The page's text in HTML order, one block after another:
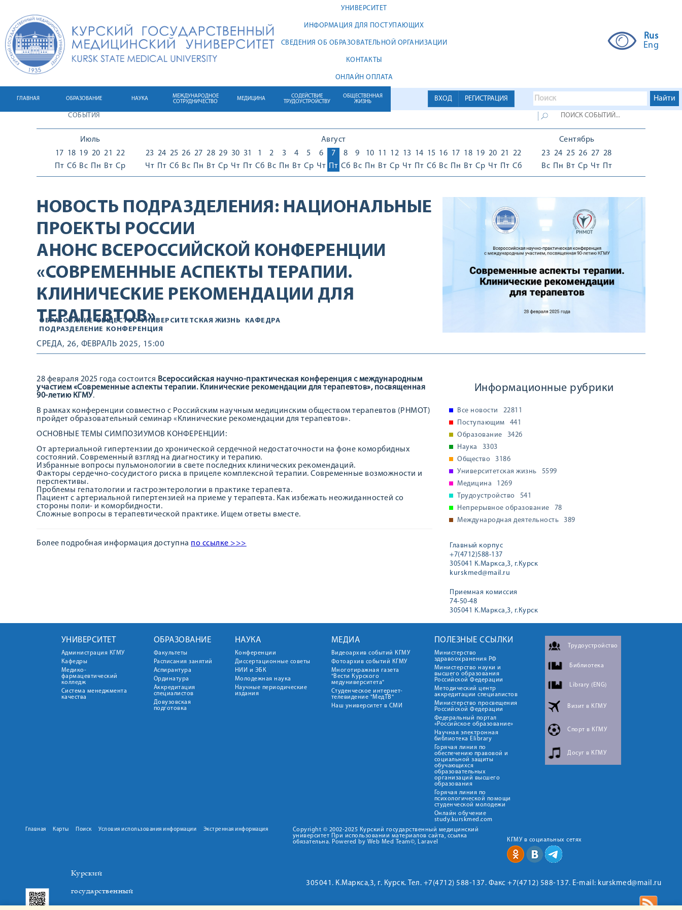
УНИВЕРСИТЕТ
ИНФОРМАЦИЯ ДЛЯ ПОСТУПАЮЩИХ
СВЕДЕНИЯ ОБ ОБРАЗОВАТЕЛЬНОЙ ОРГАНИЗАЦИИ
КОНТАКТЫ
ОНЛАЙН ОПЛАТА
Rus
Eng
ВХОД РЕГИСТРАЦИЯ
ГЛАВНАЯ ОБРАЗОВАНИЕ НАУКА
МЕЖДУНАРОДНОЕ
СОТРУДНИЧЕСТВО
МЕДИЦИНА
СОДЕЙСТВИЕ
ТРУДОУСТРОЙСТВУ
ОБЩЕСТВЕННАЯ
ЖИЗНЬ
СОБЫТИЯ
Июль
17
Пт
18
Сб
19
Вс
20
Пн
21
Вт
22
Ср
Август
23
Чт
24
Пт
25
Сб
26
Вс
27
Пн
28
Вт
29
Ср
30
Чт
31
Пт
1
Сб
2
Вс
3
Пн
4
Вт
5
Ср
6
Чт
7
Пт
8
Сб
9
Вс
10
Пн
11
Вт
12
Ср
13
Чт
14
Пт
15
Сб
16
Вс
17
Пн
18
Вт
19
Ср
20
Чт
21
Пт
22
Сб
Сентябрь
23
Вс
24
Пн
25
Вт
26
Ср
27
Чт
28
Пт
НОВОСТЬ ПОДРАЗДЕЛЕНИЯ: НАЦИОНАЛЬНЫЕ
ПРОЕКТЫ РОССИИ
АНОНС ВСЕРОССИЙСКОЙ КОНФЕРЕНЦИИ
«СОВРЕМЕННЫЕ АСПЕКТЫ ТЕРАПИИ.
КЛИНИЧЕСКИЕ РЕКОМЕНДАЦИИ ДЛЯ
ТЕРАПЕВТОВ»
ОБРАЗОВАНИЕ ОБЩЕСТВО УНИВЕРСИТЕТСКАЯ ЖИЗНЬ
КАФЕДРА
ПОДРАЗДЕЛЕНИЕ КОНФЕРЕНЦИЯ
СРЕДА, 26, ФЕВРАЛЬ 2025, 15:00
28 февраля 2025 года состоится Всероссийская научно-практическая конференция с международным
участием «Современные аспекты терапии. Клинические рекомендации для терапевтов», посвященная
90-летию КГМУ.
В рамках конференции совместно с Российским научным медицинским обществом терапевтов (РНМОТ)
пройдет образовательный семинар «Клинические рекомендации для терапевтов».
ОСНОВНЫЕ ТЕМЫ СИМПОЗИУМОВ КОНФЕРЕНЦИИ:
От артериальной гипертензии до хронической сердечной недостаточности на фоне коморбидных
состояний. Современный взгляд на диагностику и терапию.
Избранные вопросы пульмонологии в свете последних клинических рекомендаций.
Факторы сердечно-сосудистого риска в прицеле комплексной терапии. Современные возможности и
перспективы.
Проблемы гепатологии и гастроэнтерологии в практике терапевта.
Пациент с артериальной гипертензией на приеме у терапевта. Как избежать неожиданностей со
стороны поли- и коморбидности.
Сложные вопросы в терапевтической практике. Ищем ответы вместе.
Более подробная информация доступна по ссылке >>>
Информационные рубрики
Все новости
22811
Поступающим
441
Образование
3426
Наука
3303
Общество
3186
Университетская жизнь
5599
Медицина
1269
Трудоустройство
541
Непрерывное образование
78
Международная деятельность
389
Главный корпус
+7(4712)588-137
305041 К.Маркса,3, г.Курск
kurskmed@mail.ru
Приемная комиссия
74-50-48
305041 К.Маркса,3, г.Курск
УНИВЕРСИТЕТ
Администрация КГМУ
Кафедры
Медико-
фармацевтический
колледж
Система менеджмента
качества
ОБРАЗОВАНИЕ
Факультеты
Расписания занятий
Аспирантура
Ординатура
Аккредитация
специалистов
Довузовская
подготовка
НАУКА
Конференции
Диссертационные советы
НИИ и ЭБК
Молодежная наука
Научные периодические
издания
МЕДИА
Видеоархив событий КГМУ
Фотоархив событий КГМУ
Многотиражная газета
"Вести Курского
медуниверситета"
Студенческое интернет-
телевидение "МедТВ"
Наш университет в СМИ
ПОЛЕЗНЫЕ ССЫЛКИ
Министерство
здравоохранения РФ
Министерство науки и
высшего образования
Российской Федерации
Методический центр
аккредитации специалистов
Министерство просвещения
Российской Федерации
Федеральный портал
«Российское образование»
Научная электронная
библиотека Elibrary
Горячая линия по
обеспечению правовой и
социальной защиты
обучающихся
образовательных
организаций высшего
образования
Горячая линия по
психологической помощи
студенческой молодежи
Онлайн обучение
study.kurskmed.com
Трудоустройство
Библиотека
Library (ENG)
Визит в КГМУ
Спорт в КГМУ
Досуг в КГМУ
Главная Карты Поиск Условия использования информации Экстренная информация
Copyright © 2002-2025 Курский государственный медицинский
университет При использовании материалов сайта, ссылка
обязательна. Powered by Web Med Team©, Laravel
КГМУ в социальных сетях
Курский
государственный
305041. К.Маркса,3, г. Курск. Тел. +7(4712) 588-137. Факс +7(4712) 588-137. E-mail: kurskmed@mail.ru